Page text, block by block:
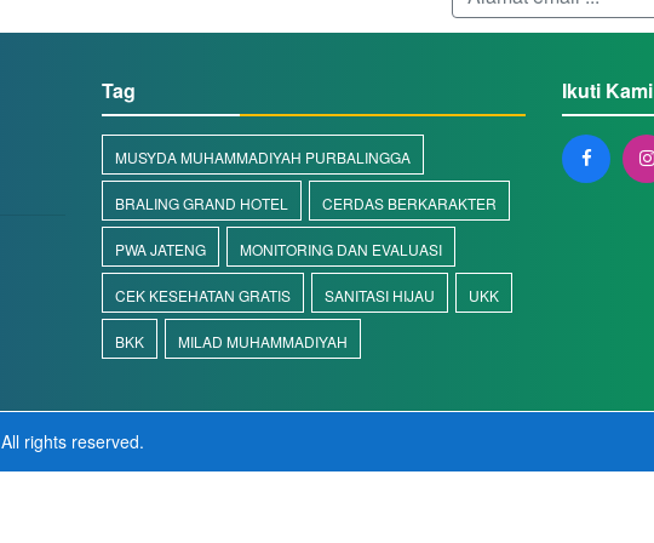
Tag
MUSYDA MUHAMMADIYAH PURBALINGGA
BRALING GRAND HOTEL CERDAS BERKARAKTER
PWA JATENG MONITORING DAN EVALUASI
CEK KESEHATAN GRATIS SANITASI HIJAU UKK
BKK MILAD MUHAMMADIYAH
Ikuti Kami
All rights reserved.